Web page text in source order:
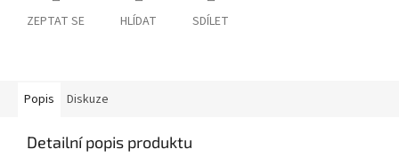
ZEPTAT SE HLÍDAT SDÍLET
Popis Diskuze
Detailní popis produktu